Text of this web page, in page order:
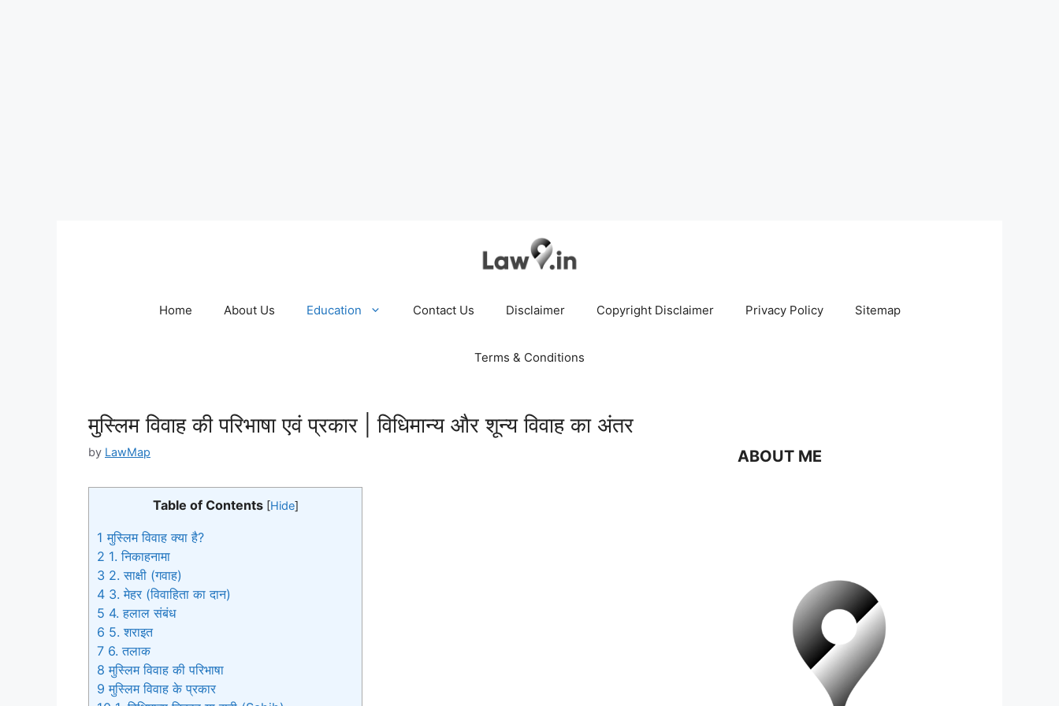
Home About Us Education Contact Us Disclaimer Copyright Disclaimer Privacy Policy Sitemap
Terms & Conditions
मुस्लिम विवाह की परिभाषा एवं प्रकार | विधिमान्य और शून्य विवाह का अंतर
by LawMap
Table of Contents [Hide]
1 मुस्लिम विवाह क्या है?
2 1. निकाहनामा
3 2. साक्षी (गवाह)
4 3. मेहर (विवाहिता का दान)
5 4. हलाल संबंध
6 5. शराइत
7 6. तलाक
8 मुस्लिम विवाह की परिभाषा
9 मुस्लिम विवाह के प्रकार
ABOUT ME